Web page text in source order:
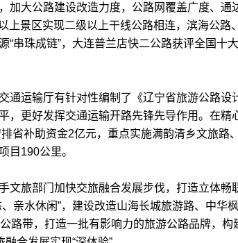
加大公路建设改造力度，公路网覆盖广度、通
上景区实现二级以上干线公路相连，滨海公路
“串珠成链”，大连普兰店快二公路获评全国十
运输厅有针对性编制了《辽宁省旅游公路设
，更好发挥交通运输开路先锋先导作用。在精
省补助资金2亿元，重点实施满韵清乡文旅路
目190公里。
旅部门加快交旅融合发展步伐，打造立体畅
亲水休闲”，建设改造山海长城旅游路、中华
路带，打造一批有影响力的旅游公路品牌，构